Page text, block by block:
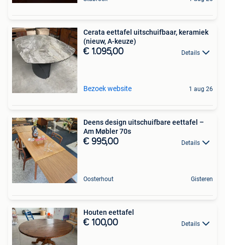
Cerata eettafel uitschuifbaar, keramiek
(nieuw, A-keuze)
€ 1.095,00 Details
Bezoek website 1 aug 26
Deens design uitschuifbare eettafel –
Am Møbler 70s
€ 995,00 Details
Oosterhout Gisteren
Houten eettafel
€ 100,00 Details